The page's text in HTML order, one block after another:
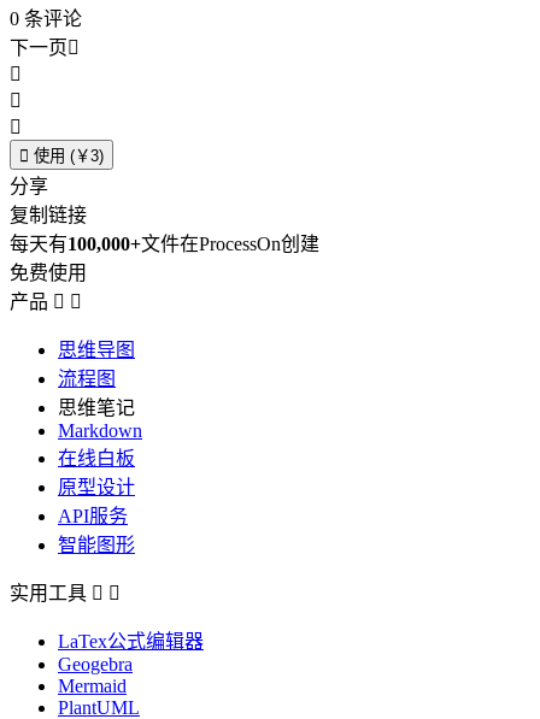
0 条评论
下一页



 使用 (￥3)
分享
复制链接
每天有100,000+文件在ProcessOn创建
免费使用
产品  
思维导图
流程图
思维笔记
Markdown
在线白板
原型设计
API服务
智能图形
实用工具  
LaTex公式编辑器
Geogebra
Mermaid
PlantUML